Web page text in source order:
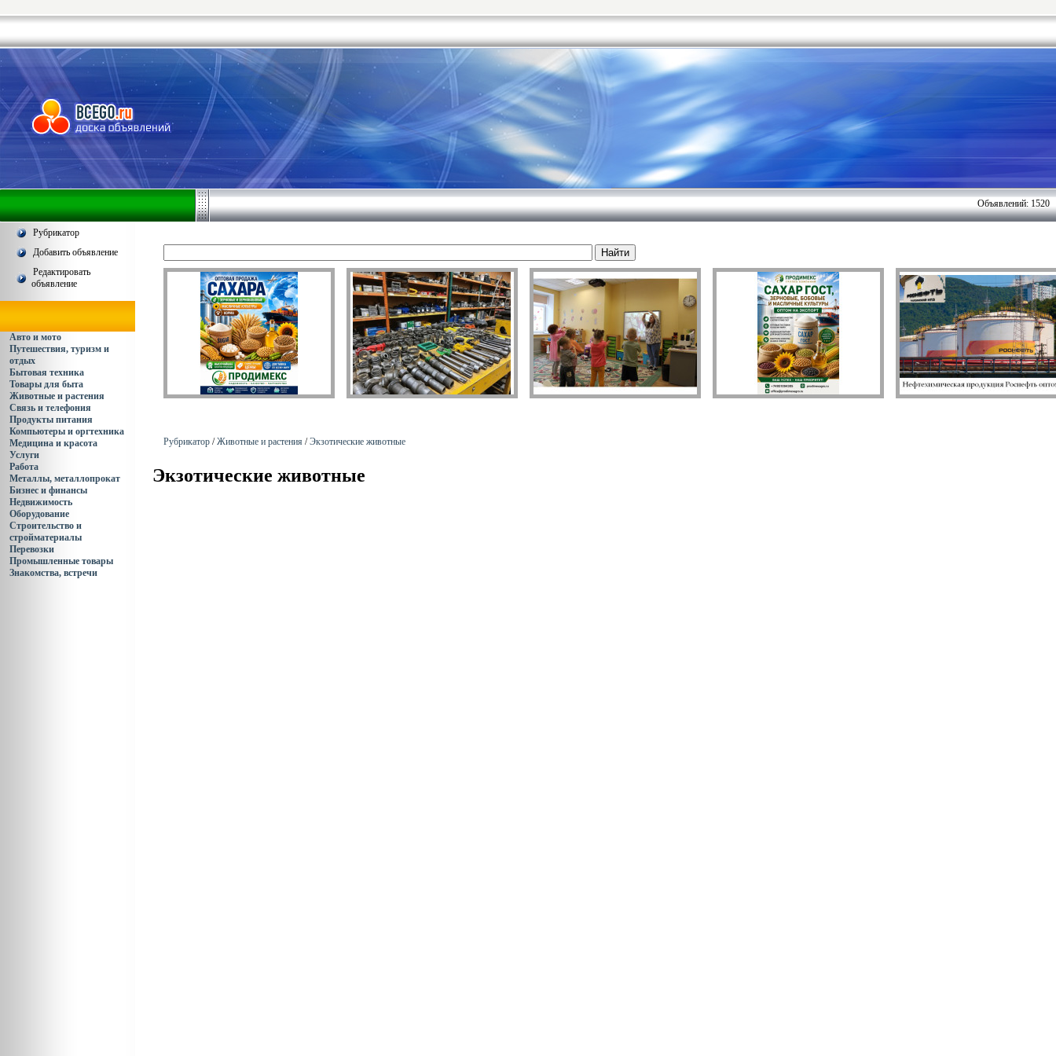
Объявлений: 1520
Рубрикатор
Добавить объявление
Редактировать
объявление
Авто и мото
Путешествия, туризм и
отдых
Бытовая техника
Товары для быта
Животные и растения
Связь и телефония
Продукты питания
Компьютеры и оргтехника
Медицина и красота
Услуги
Работа
Металлы, металлопрокат
Бизнес и финансы
Недвижимость
Оборудование
Строительство и
стройматериалы
Перевозки
Промышленные товары
Знакомства, встречи
Рубрикатор /Животные и растения /Экзотические животные
Экзотические животные